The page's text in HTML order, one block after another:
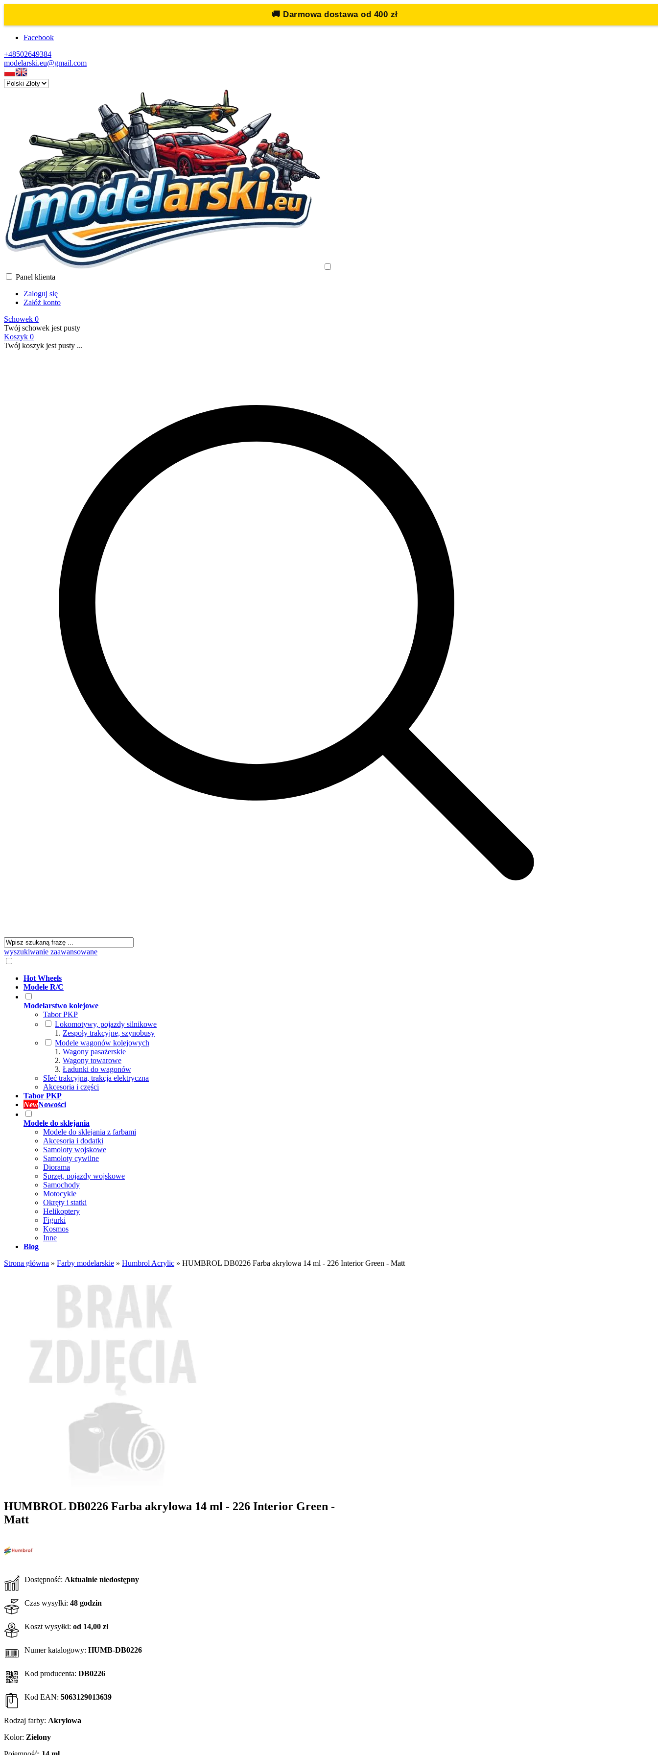
🚚 Darmowa dostawa od 400 zł
Facebook
+48502649384
modelarski.eu@gmail.com
Panel klienta
Zaloguj się
Załóż konto
Schowek 0
Twój schowek jest pusty
Koszyk 0
Twój koszyk jest pusty ...
wyszukiwanie zaawansowane
Hot Wheels
Modele R/C
Modelarstwo kolejowe
Tabor PKP
Lokomotywy, pojazdy silnikowe
Zespoły trakcyjne, szynobusy
Modele wagonów kolejowych
Wagony pasażerskie
Wagony towarowe
Ładunki do wagonów
SIeć trakcyjna, trakcja elektryczna
Akcesoria i części
Tabor PKP
NewNowości
Modele do sklejania
Modele do sklejania z farbami
Akcesoria i dodatki
Samoloty wojskowe
Samoloty cywilne
Diorama
Sprzęt, pojazdy wojskowe
Samochody
Motocykle
Okręty i statki
Helikoptery
Figurki
Kosmos
Inne
Blog
Strona główna » Farby modelarskie » Humbrol Acrylic » HUMBROL DB0226 Farba akrylowa 14 ml - 226 Interior Green - Matt
HUMBROL DB0226 Farba akrylowa 14 ml - 226 Interior Green -
Matt
Dostępność: Aktualnie niedostępny
Czas wysyłki: 48 godzin
Koszt wysyłki: od 14,00 zł
Numer katalogowy: HUMB-DB0226
Kod producenta: DB0226
Kod EAN: 5063129013639
Rodzaj farby: Akrylowa
Kolor: Zielony